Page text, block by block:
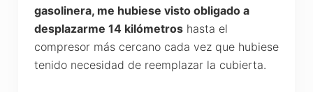
gasolinera, me hubiese visto obligado a
desplazarme 14 kilómetros hasta el
compresor más cercano cada vez que hubiese
tenido necesidad de reemplazar la cubierta.